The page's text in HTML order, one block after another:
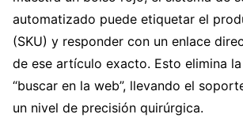
automatizado puede etiquetar el
(SKU) y responder con un enlace
de ese artículo exacto. Esto elimina
“buscar en la web”, llevando el
un nivel de precisión quirúrgica.